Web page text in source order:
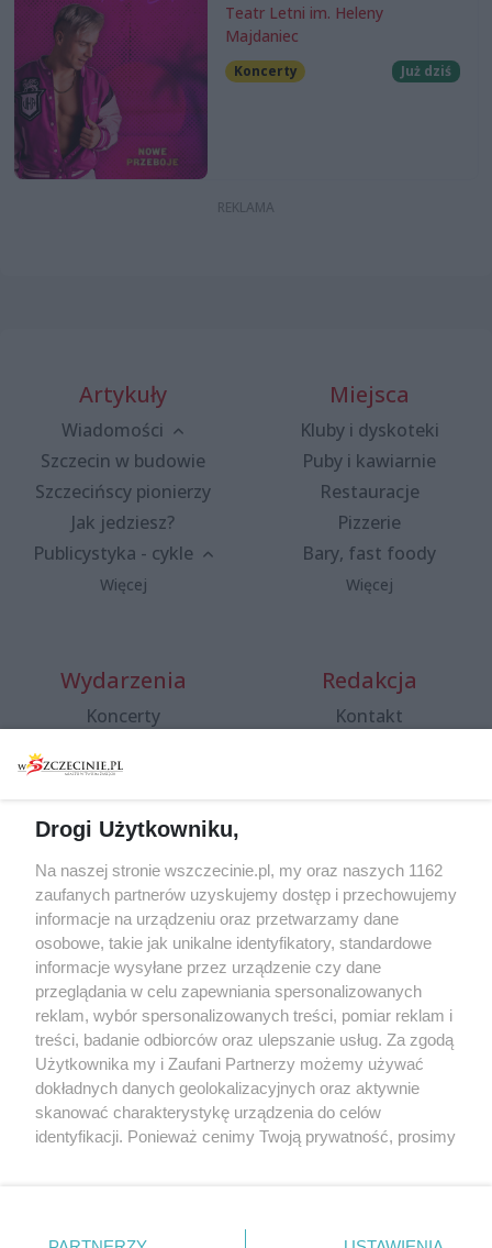
Teatr Letni im. Heleny
Majdaniec
Koncerty Już dziś
Artykuły
Wiadomości
Szczecin w budowie
Szczecińscy pionierzy
Jak jedziesz?
Publicystyka - cykle
Więcej
Miejsca
Kluby i dyskoteki
Puby i kawiarnie
Restauracje
Pizzerie
Bary, fast foody
Więcej
Wydarzenia
Koncerty
Spacery i oprowadzania
targi
Wernisaże
Więcej
Redakcja
Kontakt
Specjalny koncert z okazji
20. urodzin portalu
wSzczecinie.pl
Regulamin konkursów
śniadaniówka "Hej
Szczecin! Jest piątek!"
Partnerzy
Praca Szczecin
Drogi Użytkowniku,
Na naszej stronie wszczecinie.pl, my oraz naszych 1162
zaufanych partnerów uzyskujemy dostęp i przechowujemy
informacje na urządzeniu oraz przetwarzamy dane
osobowe, takie jak unikalne identyfikatory, standardowe
informacje wysyłane przez urządzenie czy dane
przeglądania w celu zapewniania spersonalizowanych
reklam, wybór spersonalizowanych treści, pomiar reklam i
treści, badanie odbiorców oraz ulepszanie usług. Za zgodą
Użytkownika my i Zaufani Partnerzy możemy używać
dokładnych danych geolokalizacyjnych oraz aktywnie
skanować charakterystykę urządzenia do celów
identyfikacji. Ponieważ cenimy Twoją prywatność, prosimy
prywatności znajdujący się w lewym dolnym rogu strony